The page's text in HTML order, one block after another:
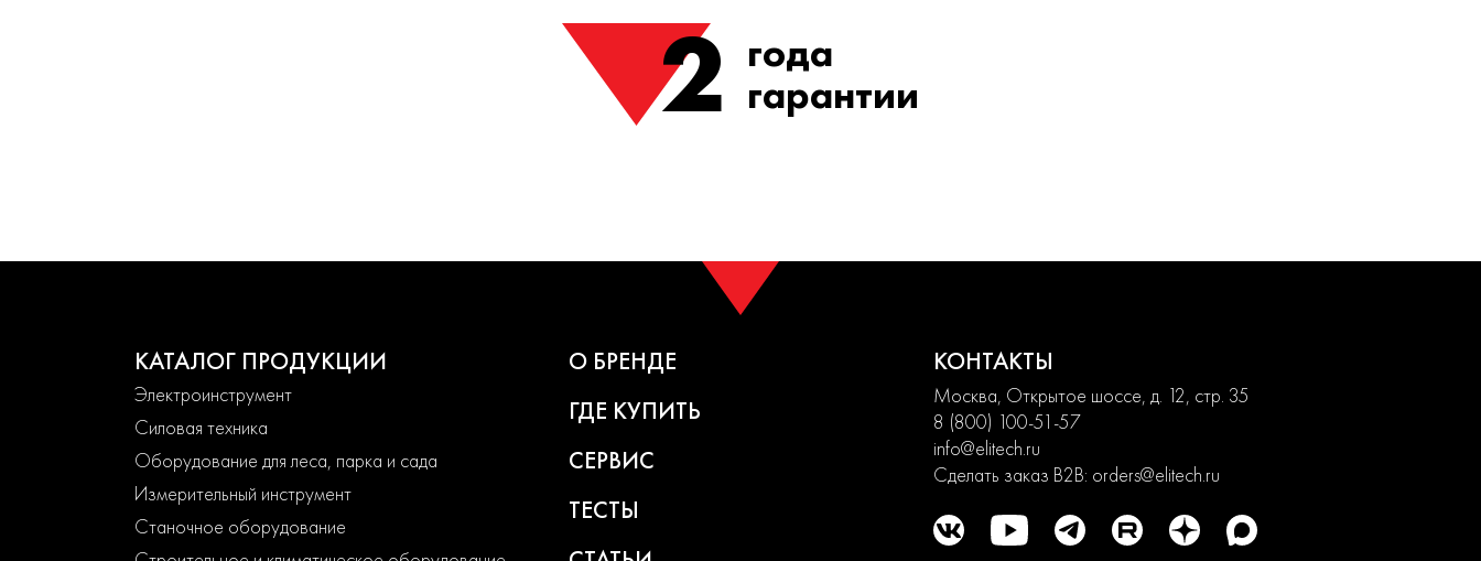
2 года
гарантии
КАТАЛОГ ПРОДУКЦИИ
Электроинструмент
Силовая техника
Оборудование для леса, парка и сада
Измерительный инструмент
Станочное оборудование
О БРЕНДЕ
ГДЕ КУПИТЬ
СЕРВИС
ТЕСТЫ
КОНТАКТЫ
Москва, Открытое шоссе, д. 12, стр. 35
8 (800) 100-51-57
info@elitech.ru
Сделать заказ B2B: orders@elitech.ru